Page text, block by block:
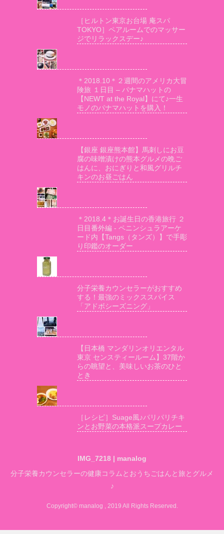
［ヒルトン東京お台場 庵スパ
TOKYO］ペアルームでのマッサー
ジでリラックスデー♪
＊2018.10＊２週間のアメリカ大冒
険旅 １日目 – パナマハットの
【NEWT at the Royal】にて♪一生
モノのパナマハットを購入！
【銀座 銀座熊本館】馬刺しにお豆
腐の味噌漬けの熊本グルメの晩ご
はんに、おにぎりと和風グリルチ
キンのお昼ごはん
＊2018.4＊お誕生日の香港旅行 ２
日目番外編 - ペニンシュラアーケ
ード内【Tangs（タンズ）】で手彫
り印鑑のオーダー
分子栄養カウンセラーがおすすめ
する！最強のミックススパイス
「アドボシーズニング」
【日本橋 マンダリンオリエンタル
東京 センスティールーム】37階か
らの眺望と、美味しいお茶のひと
とき
［レシピ］Suage風♪パリパリチキ
ンとお野菜の本格派スープカレー
IMG_7218 | manalog
分子栄養カウンセラーの健康コラムとおうちごはんと旅とグルメ
♪
Copyright© manalog , 2019 All Rights Reserved.